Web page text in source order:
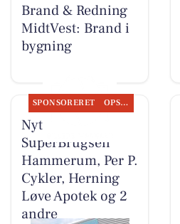
Brand & Redning
MidtVest: Brand i
bygning
SPONSORERET OPSLAGSTAVLEN
Nyt fra
SuperBrugsen
Hammerum, Per P.
Cykler, Herning
Løve Apotek og 2
andre